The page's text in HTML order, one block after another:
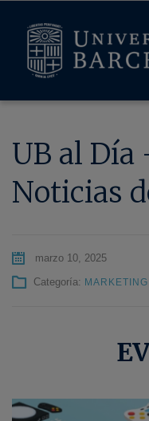
UB al Día
Noticias
marzo 10, 2025
Categoría: